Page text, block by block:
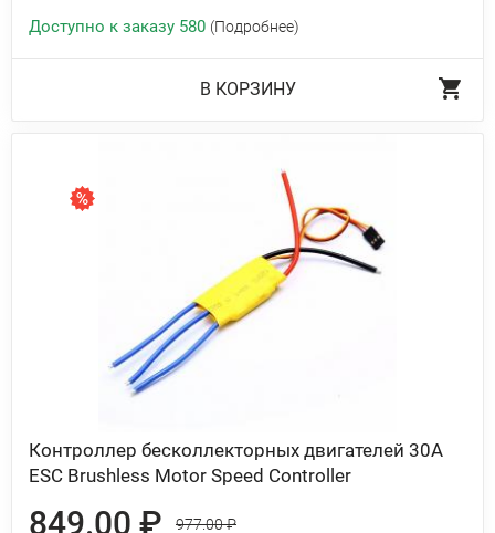
Доступно к заказу 580 (Подробнее)
В КОРЗИНУ
Контроллер бесколлекторных двигателей 30A
ESC Brushless Motor Speed Controller
849.00 ₽ 977.00 ₽